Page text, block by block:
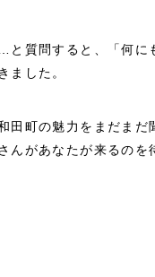
と質問すると、「何に
ました。
田町の魅力をまだま
んがあなたが来るのを